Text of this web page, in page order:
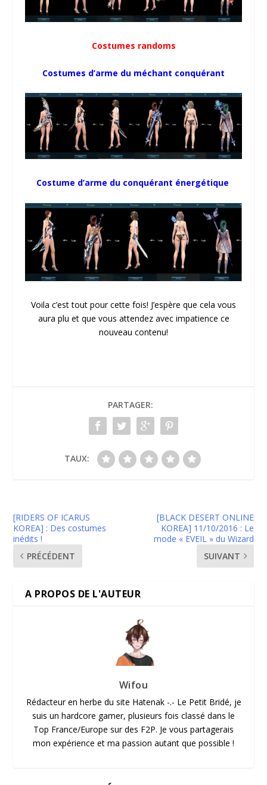
Costumes randoms
Costumes d’arme du méchant conquérant
Costume d’arme du conquérant énergétique
Voila c’est tout pour cette fois! J’espère que cela vous
aura plu et que vous attendez avec impatience ce
nouveau contenu!
PARTAGER:
TAUX:
[RIDERS OF ICARUS
KOREA] : Des costumes
inédits !
PRÉCÉDENT
[BLACK DESERT ONLINE
KOREA] 11/10/2016 : Le
mode « EVEIL » du Wizard
SUIVANT
A PROPOS DE L'AUTEUR
Wifou
Rédacteur en herbe du site Hatenak -.- Le Petit Bridé, je
suis un hardcore gamer, plusieurs fois classé dans le
Top France/Europe sur des F2P. Je vous partagerais
mon expérience et ma passion autant que possible !